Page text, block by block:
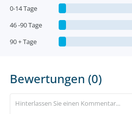
0-14 Tage
46 -90 Tage
90 + Tage
Bewertungen (0)